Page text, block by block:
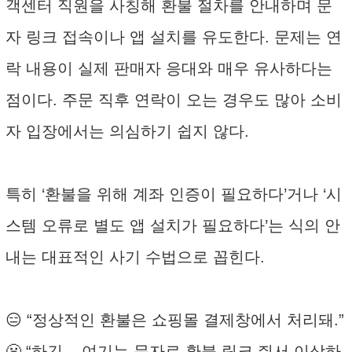
객센터 직원을 사칭해 환불 절차를 안내하며 문
자 링크 접속이나 앱 설치를 유도한다. 문제는 연
락 내용이 실제 판매자 응대와 매우 유사하다는
점이다. 주문 직후 연락이 오는 경우도 많아 소비
자 입장에서는 의심하기 쉽지 않다.
특히 ‘환불을 위해 계좌 인증이 필요하다’거나 ‘시
스템 오류로 별도 앱 설치가 필요하다’는 식의 안
내는 대표적인 사기 수법으로 꼽힌다.
😑 “정상적인 환불은 쇼핑몰 결제창에서 처리돼.”